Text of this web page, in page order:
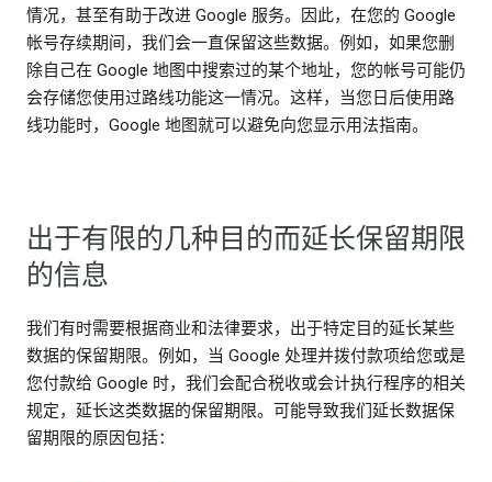
情况，甚至有助于改进 Google 服务。因此，在您的 Google
帐号存续期间，我们会一直保留这些数据。例如，如果您删
除自己在 Google 地图中搜索过的某个地址，您的帐号可能仍
会存储您使用过路线功能这一情况。这样，当您日后使用路
线功能时，Google 地图就可以避免向您显示用法指南。
出于有限的几种目的而延长保留期限
的信息
我们有时需要根据商业和法律要求，出于特定目的延长某些
数据的保留期限。例如，当 Google 处理并拨付款项给您或是
您付款给 Google 时，我们会配合税收或会计执行程序的相关
规定，延长这类数据的保留期限。可能导致我们延长数据保
留期限的原因包括：